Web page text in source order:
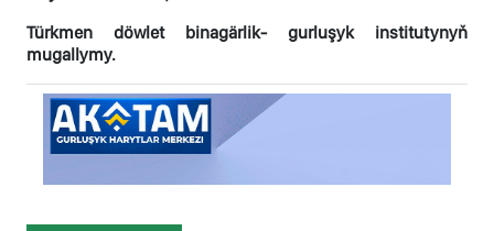
Türkmen döwlet binagärlik- gurluşyk institutynyň
mugallymy.